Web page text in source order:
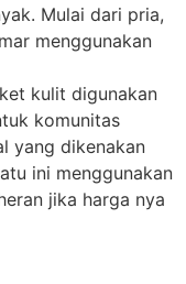
Mulai dari pria,
menggunakan
kulit digunakan
komunitas
yang dikenakan
ini menggunakan
jika harga nya